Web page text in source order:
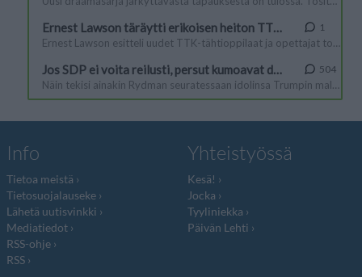
Info
Tietoa meistä
Tietosuojalauseke
Lähetä uutisvinkki
Mediatiedot
RSS-ohje
RSS
Yhteistyössä
Kesä!
Jocka
Tyyliniekka
Päivän Lehti